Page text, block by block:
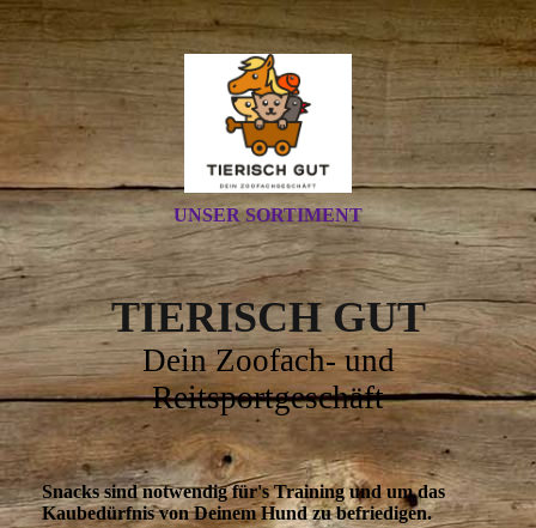
UNSER SORTIMENT
TIERISCH GUT
Dein Zoofach- und
Reitsportgeschäft
Snacks sind notwendig für's Training und um das
Kaubedürfnis von Deinem Hund zu befriedigen.